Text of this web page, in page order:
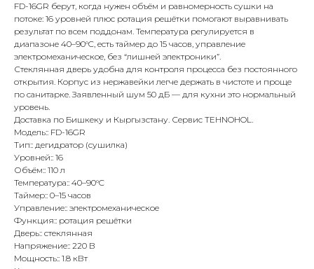
FD-16GR берут, когда нужен объём и равномерность сушки на
потоке: 16 уровней плюс ротация решётки помогают выравнивать
результат по всем поддонам. Температура регулируется в
диапазоне 40–90°C, есть таймер до 15 часов, управление
электромеханическое, без “лишней электроники”.
Стеклянная дверь удобна для контроля процесса без постоянного
открытия. Корпус из нержавейки легче держать в чистоте и проще
по санитарке. Заявленный шум 50 дБ — для кухни это нормальный
уровень.
Доставка по Бишкеку и Кыргызстану. Сервис TEHNOHOL.
Модель:: FD-16GR
Тип:: дегидратор (сушилка)
Уровней:: 16
Объём:: 110 л
Температура:: 40–90°C
Таймер:: 0–15 часов
Управление:: электромеханическое
Функция:: ротация решётки
Дверь:: стеклянная
Напряжение:: 220 В
Мощность:: 1.8 кВт